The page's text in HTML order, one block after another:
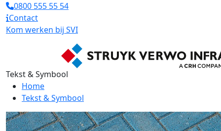
0800 555 55 54
Contact
Kom werken bij SVI
Tekst & Symbool
Home
Tekst & Symbool